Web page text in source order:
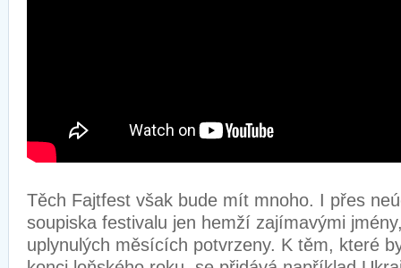
Těch Fajtfest však bude mít mnoho. I přes
soupiska festivalu jen hemží zajímavými
uplynulých měsících potvrzeny. K těm, které